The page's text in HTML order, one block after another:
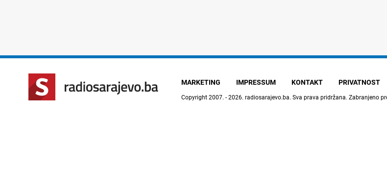
MARKETING IMPRESSUM KONTAKT PRIVATNOST
Copyright 2007. - 2026. radiosarajevo.ba. Sva prava pridržana. Zabranjeno